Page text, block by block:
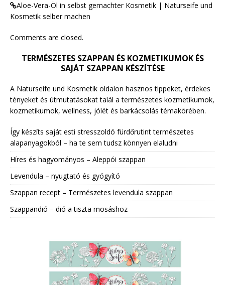
Aloe-Vera-Öl in selbst gemachter Kosmetik | Naturseife und
Kosmetik selber machen
Comments are closed.
TERMÉSZETES SZAPPAN ÉS KOZMETIKUMOK ÉS
SAJÁT SZAPPAN KÉSZÍTÉSE
A Naturseife und Kosmetik oldalon hasznos tippeket, érdekes
tényeket és útmutatásokat talál a természetes kozmetikumok,
kozmetikumok, wellness, jólét és barkácsolás témakörében.
Így készíts saját esti stresszoldó fürdőrutint természetes
alapanyagokból – ha te sem tudsz könnyen elaludni
Híres és hagyományos – Aleppói szappan
Levendula – nyugtató és gyógyító
Szappan recept – Természetes levendula szappan
Szappandió – dió a tiszta mosáshoz